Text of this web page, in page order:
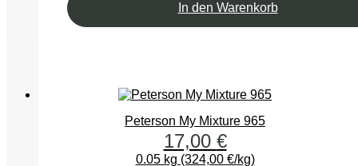
In den Warenkorb
Peterson My Mixture 965
17,00 €
0.05 kg (324,00 €/kg)